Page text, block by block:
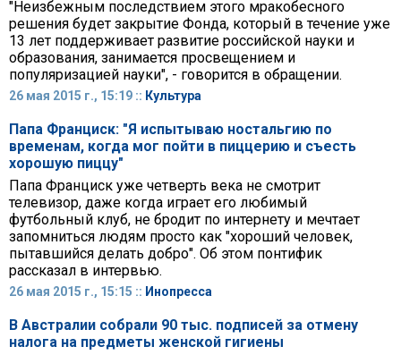
"Неизбежным последствием этого мракобесного
решения будет закрытие Фонда, который в течение уже
13 лет поддерживает развитие российской науки и
образования, занимается просвещением и
популяризацией науки", - говорится в обращении.
26 мая 2015 г., 15:19 :: Культура
Папа Франциск: "Я испытываю ностальгию по
временам, когда мог пойти в пиццерию и съесть
хорошую пиццу"
Папа Франциск уже четверть века не смотрит
телевизор, даже когда играет его любимый
футбольный клуб, не бродит по интернету и мечтает
запомниться людям просто как "хороший человек,
пытавшийся делать добро". Об этом понтифик
рассказал в интервью.
26 мая 2015 г., 15:15 :: Инопресса
В Австралии собрали 90 тыс. подписей за отмену
налога на предметы женской гигиены